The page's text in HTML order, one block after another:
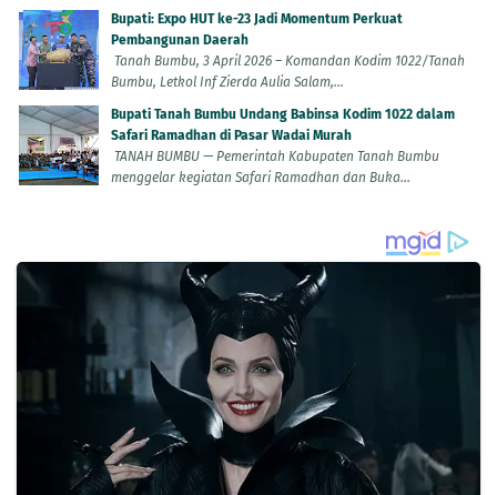
Bupati: Expo HUT ke-23 Jadi Momentum Perkuat
Pembangunan Daerah
Tanah Bumbu, 3 April 2026 – Komandan Kodim 1022/Tanah
Bumbu, Letkol Inf Zierda Aulia Salam,...
Bupati Tanah Bumbu Undang Babinsa Kodim 1022 dalam
Safari Ramadhan di Pasar Wadai Murah
TANAH BUMBU — Pemerintah Kabupaten Tanah Bumbu
menggelar kegiatan Safari Ramadhan dan Buka...